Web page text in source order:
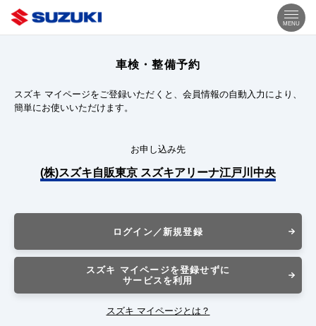
MENU
車検・整備予約
スズキ マイページをご登録いただくと、会員情報の自動入力により、
簡単にお使いいただけます。
お申し込み先
(株)スズキ自販東京 スズキアリーナ江戸川中央
ログイン／新規登録
スズキ マイページを登録せずに
サービスを利用
スズキ マイページとは？